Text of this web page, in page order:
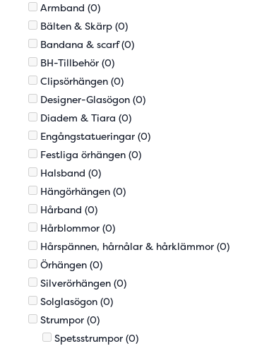
Armband (0)
Bälten & Skärp (0)
Bandana & scarf (0)
BH-Tillbehör (0)
Clipsörhängen (0)
Designer-Glasögon (0)
Diadem & Tiara (0)
Engångstatueringar (0)
Festliga örhängen (0)
Halsband (0)
Hängörhängen (0)
Hårband (0)
Hårblommor (0)
Hårspännen, hårnålar & hårklämmor (0)
Örhängen (0)
Silverörhängen (0)
Solglasögon (0)
Strumpor (0)
Spetsstrumpor (0)